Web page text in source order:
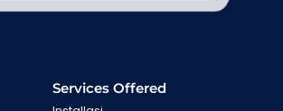
Services Offered